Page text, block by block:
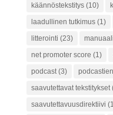
käännöstekstitys(10)
laadullinen tutkimus(1)
litterointi (23)
net promoter score (1)
podcast(3)
saavutettavat tekstitykset
saavutettavuusdirektiivi